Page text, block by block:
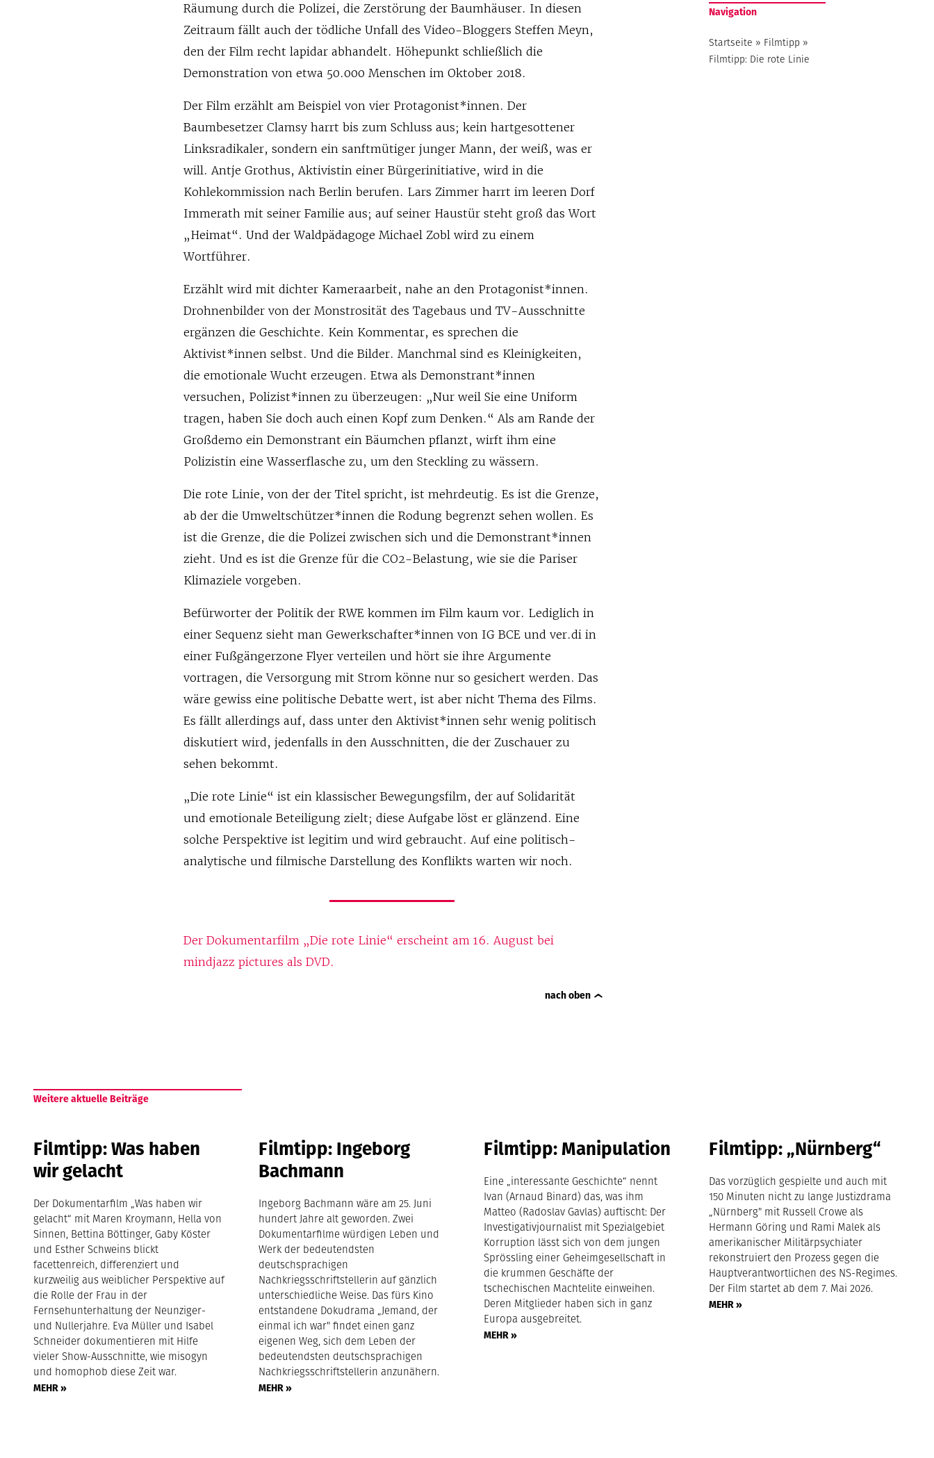
Räumung durch die Polizei, die Zerstörung der Baumhäuser. In diesen
Zeitraum fällt auch der tödliche Unfall des Video-Bloggers Steffen Meyn,
den der Film recht lapidar abhandelt. Höhepunkt schließlich die
Demonstration von etwa 50.000 Menschen im Oktober 2018.
Der Film erzählt am Beispiel von vier Protagonist*innen. Der
Baumbesetzer Clamsy harrt bis zum Schluss aus; kein hartgesottener
Linksradikaler, sondern ein sanftmütiger junger Mann, der weiß, was er
will. Antje Grothus, Aktivistin einer Bürgerinitiative, wird in die
Kohlekommission nach Berlin berufen. Lars Zimmer harrt im leeren Dorf
Immerath mit seiner Familie aus; auf seiner Haustür steht groß das Wort
„Heimat“. Und der Waldpädagoge Michael Zobl wird zu einem
Wortführer.
Erzählt wird mit dichter Kameraarbeit, nahe an den Protagonist*innen.
Drohnenbilder von der Monstrosität des Tagebaus und TV-Ausschnitte
ergänzen die Geschichte. Kein Kommentar, es sprechen die
Aktivist*innen selbst. Und die Bilder. Manchmal sind es Kleinigkeiten,
die emotionale Wucht erzeugen. Etwa als Demonstrant*innen
versuchen, Polizist*innen zu überzeugen: „Nur weil Sie eine Uniform
tragen, haben Sie doch auch einen Kopf zum Denken.“ Als am Rande der
Großdemo ein Demonstrant ein Bäumchen pflanzt, wirft ihm eine
Polizistin eine Wasserflasche zu, um den Steckling zu wässern.
Die rote Linie, von der der Titel spricht, ist mehrdeutig. Es ist die Grenze,
ab der die Umweltschützer*innen die Rodung begrenzt sehen wollen. Es
ist die Grenze, die die Polizei zwischen sich und die Demonstrant*innen
zieht. Und es ist die Grenze für die CO2-Belastung, wie sie die Pariser
Klimaziele vorgeben.
Befürworter der Politik der RWE kommen im Film kaum vor. Lediglich in
einer Sequenz sieht man Gewerkschafter*innen von IG BCE und ver.di in
einer Fußgängerzone Flyer verteilen und hört sie ihre Argumente
vortragen, die Versorgung mit Strom könne nur so gesichert werden. Das
wäre gewiss eine politische Debatte wert, ist aber nicht Thema des Films.
Es fällt allerdings auf, dass unter den Aktivist*innen sehr wenig politisch
diskutiert wird, jedenfalls in den Ausschnitten, die der Zuschauer zu
sehen bekommt.
„Die rote Linie“ ist ein klassischer Bewegungsfilm, der auf Solidarität
und emotionale Beteiligung zielt; diese Aufgabe löst er glänzend. Eine
solche Perspektive ist legitim und wird gebraucht. Auf eine politisch-
analytische und filmische Darstellung des Konflikts warten wir noch.
Der Dokumentarfilm „Die rote Linie“ erscheint am 16. August bei
mindjazz pictures als DVD.
nach oben
Navigation
Startseite » Filmtipp »
Filmtipp: Die rote Linie
Weitere aktuelle Beiträge
Filmtipp: Was haben
wir gelacht
Der Dokumentarfilm „Was haben wir
gelacht“ mit Maren Kroymann, Hella von
Sinnen, Bettina Böttinger, Gaby Köster
und Esther Schweins blickt
facettenreich, differenziert und
kurzweilig aus weiblicher Perspektive auf
die Rolle der Frau in der
Fernsehunterhaltung der Neunziger-
und Nullerjahre. Eva Müller und Isabel
Schneider dokumentieren mit Hilfe
vieler Show-Ausschnitte, wie misogyn
und homophob diese Zeit war.
MEHR »
Filmtipp: Ingeborg
Bachmann
Ingeborg Bachmann wäre am 25. Juni
hundert Jahre alt geworden. Zwei
Dokumentarfilme würdigen Leben und
Werk der bedeutendsten
deutschsprachigen
Nachkriegsschriftstellerin auf gänzlich
unterschiedliche Weise. Das fürs Kino
entstandene Dokudrama „Jemand, der
einmal ich war" findet einen ganz
eigenen Weg, sich dem Leben der
bedeutendsten deutschsprachigen
Nachkriegsschriftstellerin anzunähern.
MEHR »
Filmtipp: Manipulation
Eine „interessante Geschichte“ nennt
Ivan (Arnaud Binard) das, was ihm
Matteo (Radoslav Gavlas) auftischt: Der
Investigativjournalist mit Spezialgebiet
Korruption lässt sich von dem jungen
Sprössling einer Geheimgesellschaft in
die krummen Geschäfte der
tschechischen Machtelite einweihen.
Deren Mitglieder haben sich in ganz
Europa ausgebreitet.
MEHR »
Filmtipp: „Nürnberg“
Das vorzüglich gespielte und auch mit
150 Minuten nicht zu lange Justizdrama
„Nürnberg" mit Russell Crowe als
Hermann Göring und Rami Malek als
amerikanischer Militärpsychiater
rekonstruiert den Prozess gegen die
Hauptverantwortlichen des NS-Regimes.
Der Film startet ab dem 7. Mai 2026.
MEHR »